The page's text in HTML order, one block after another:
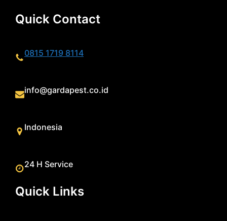
Quick Contact
0815 1719 8114
info@gardapest.co.id
Indonesia
24 H Service
Quick Links